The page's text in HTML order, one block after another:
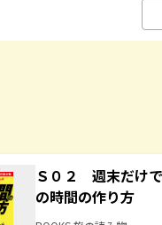
Ｓ０２ 週末だけ
の時間の作り方